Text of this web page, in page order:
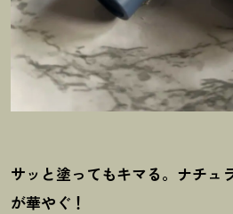
サッと塗ってもキマる。ナチュ
が華やぐ ！